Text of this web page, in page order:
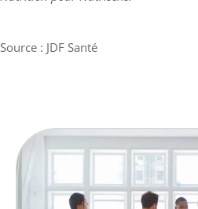
Source : JDF Santé